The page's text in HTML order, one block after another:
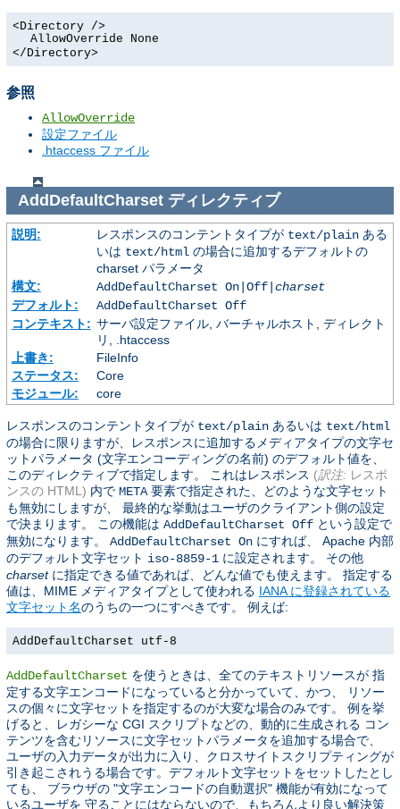
<Directory />
AllowOverride None
</Directory>
参照
AllowOverride
設定ファイル
.htaccess ファイル
AddDefaultCharsetディレクティブ
説明: レスポンスのコンテントタイプが text/plainある
いは text/html の場合に追加するデフォルトの
charset パラメータ
構文:
AddDefaultCharset On|Off| charset
デフォルト:
AddDefaultCharset Off
コンテキスト: サーバ設定ファイル, バーチャルホスト, ディレクト
リ, .htaccess
上書き:
FileInfo
ステータス:
Core
モジュール:
core
レスポンスのコンテントタイプが text/plain あるいは text/html
の場合に限りますが、レスポンスに追加するメディアタイプの文字セ
ットパラメータ (文字エンコーディングの名前) のデフォルト値を、
このディレクティブで指定します。 これはレスポンス (訳注: レスポ
ンスの HTML) 内で META 要素で指定された、どのような文字セット
も無効にしますが、 最終的な挙動はユーザのクライアント側の設定
で決まります。 この機能は AddDefaultCharset Off という設定で
無効になります。 AddDefaultCharset On にすれば、 Apache 内部
のデフォルト文字セット iso-8859-1 に設定されます。 その他
charsetに指定できる値であれば、どんな値でも使えます。 指定する
値は、MIME メディアタイプとして使われる IANA に登録されている
文字セット名のうちの一つにすべきです。 例えば:
AddDefaultCharset utf-8
AddDefaultCharset を使うときは、全てのテキストリソースが 指
定する文字エンコードになっていると分かっていて、かつ、 リソー
スの個々に文字セットを指定するのが大変な場合のみです。 例を挙
げると、レガシーな CGI スクリプトなどの、動的に生成される コン
テンツを含むリソースに文字セットパラメータを追加する場合で、
ユーザの入力データが出力に入り、クロスサイトスクリプティングが
引き起こされうる場合です。デフォルト文字セットをセットしたとし
ても、 ブラウザの "文字エンコードの自動選択" 機能が有効になって
いるユーザを 守ることにはならないので、もちろんより良い解決策